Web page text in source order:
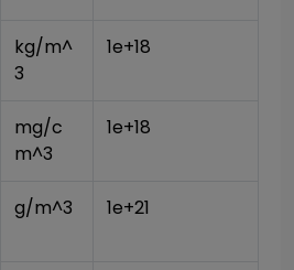
kg/m^
3
1e+18
mg/c
m^3
1e+18
g/m^3 1e+21